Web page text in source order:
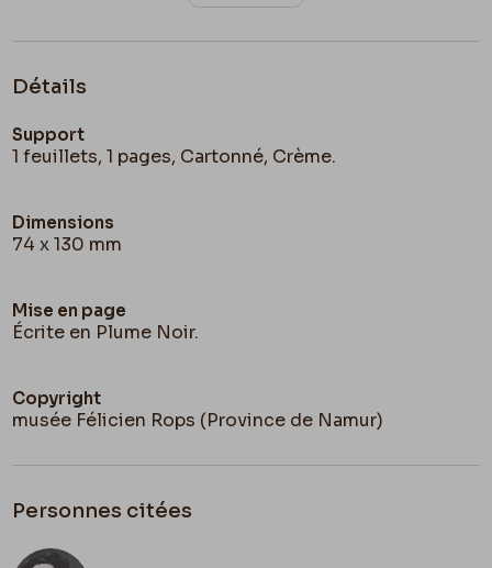
Détails
Support
1 feuillets, 1 pages, Cartonné, Crème.
Dimensions
74 x 130 mm
Mise en page
Écrite en Plume Noir.
Copyright
musée Félicien Rops (Province de Namur)
Personnes citées